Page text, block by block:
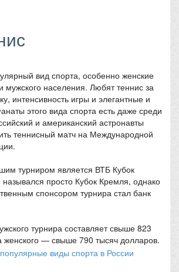
вид спорта, особенно женские
мужского населения. Любят теннис за
интенсивность игры и элегантные и
этого вида спорта есть даже среди
и американский астронавты
теннисный матч на Международной
турниром является ВТБ Кубок
просто Кубок Кремля, однако
спонсором турнира стал банк
турнира составляет свыше 823
женского — свыше 790 тысяч долларов.